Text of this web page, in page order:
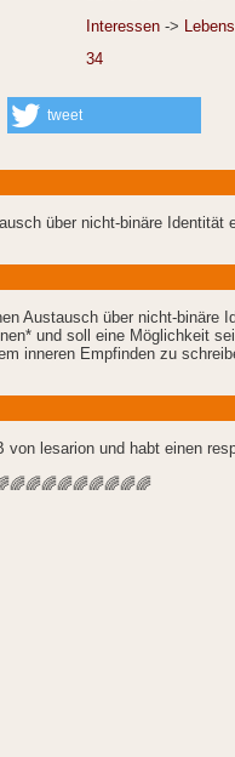
Interessen->
34
tweet
über nicht-binäre Identität
Austausch über nicht-binäre
und soll eine Möglichkeit
inneren Empfinden zu
von lesarion und habt einen